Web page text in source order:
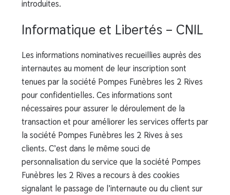
introduites.
Informatique et Libertés – CNIL
Les informations nominatives recueillies auprès des
internautes au moment de leur inscription sont
tenues par la société Pompes Funèbres les 2 Rives
pour confidentielles. Ces informations sont
nécessaires pour assurer le déroulement de la
transaction et pour améliorer les services offerts par
la société Pompes Funèbres les 2 Rives à ses
clients. C’est dans le même souci de
personnalisation du service que la société Pompes
Funèbres les 2 Rives a recours à des cookies
signalant le passage de l’internaute ou du client sur